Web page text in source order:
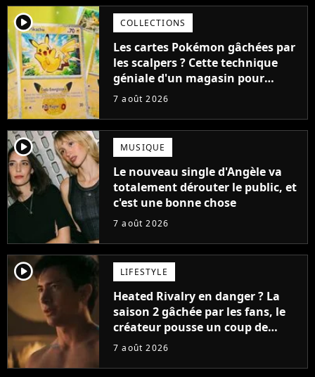
player2 COLLECTIONS
Les cartes Pokémon gâchées par
les scalpers ? Cette technique
géniale d'un magasin pour
ruiner les revendeurs
7 août 2026
player2 MUSIQUE
Le nouveau single d'Angèle va
totalement dérouter le public, et
c'est une bonne chose
7 août 2026
player2 LIFESTYLE
Heated Rivalry en danger ? La
saison 2 gâchée par les fans, le
créateur pousse un coup de
gueule
7 août 2026